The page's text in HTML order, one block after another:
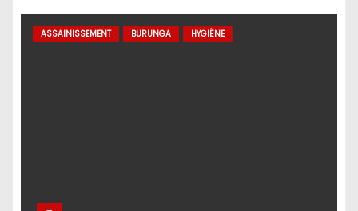
ASSAINISSEMENT BURUNGA HYGIÈNE